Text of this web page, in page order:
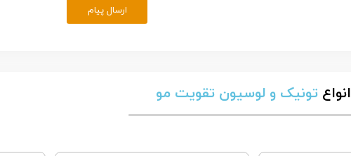
ارسال پیام
انواع تونیک و لوسیون تقویت مو